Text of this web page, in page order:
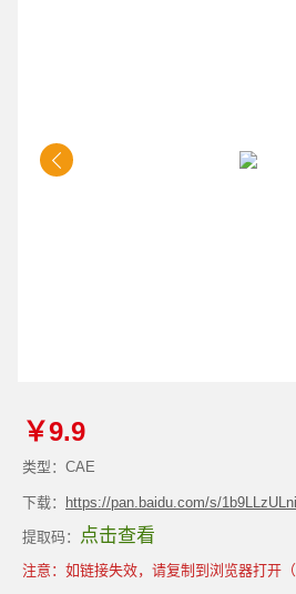
￥9.9
类型：CAE
下载： https://pan.baidu.com/s/
提取码： 点击查看
注意：如链接失效，请复制到浏览器打开